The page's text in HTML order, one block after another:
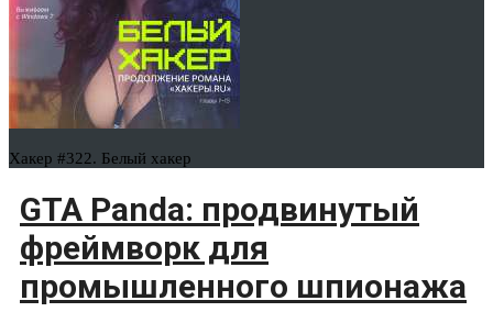
Хакер #322. Белый хакер
GTA Panda: продвинутый
фреймворк для
промышленного шпионажа